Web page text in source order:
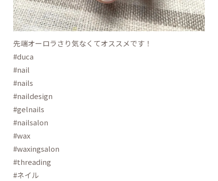
先端オーロラさり気なくてオススメです！
#duca
#nail
#nails
#naildesign
#gelnails
#nailsalon
#wax
#waxingsalon
#threading
#ネイル